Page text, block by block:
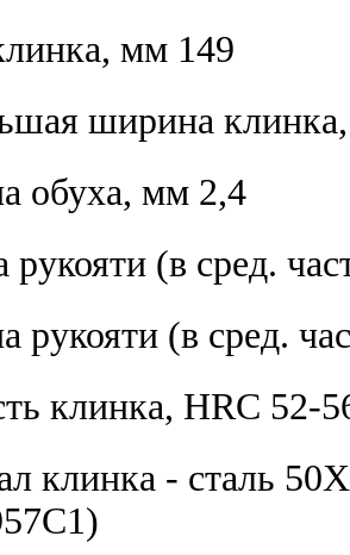
мм 149
ширина
обуха, мм 2,4
(в сред.
рукояти (в сред.
клинка, HRC 52-
клинка - сталь